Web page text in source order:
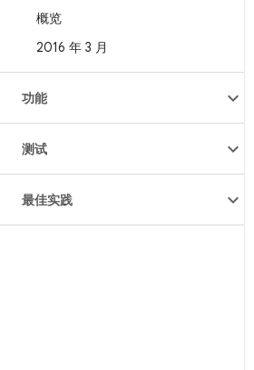
概览
2016 年 3 月
功能
测试
最佳实践